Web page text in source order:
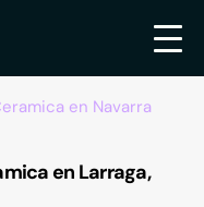
en Navarra
en Larraga,